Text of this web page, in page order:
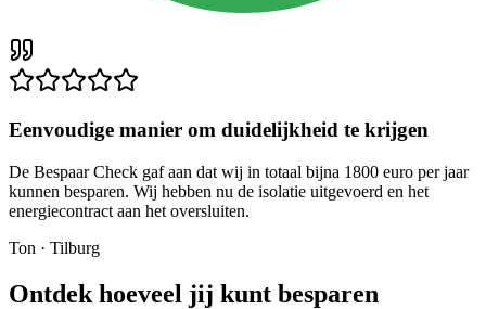
Eenvoudige manier om duidelijkheid te krijgen
De Bespaar Check gaf aan dat wij in totaal bijna 1800 euro per jaar
kunnen besparen. Wij hebben nu de isolatie uitgevoerd en het
energiecontract aan het oversluiten.
Ton · Tilburg
Ontdek hoeveel jij kunt besparen